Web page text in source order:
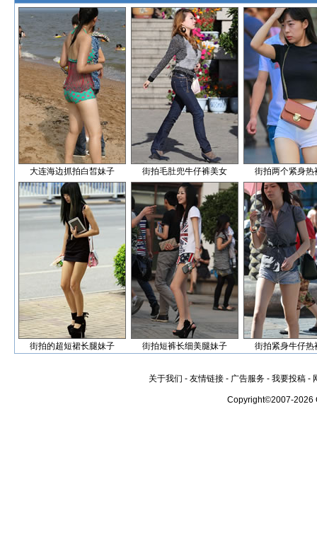
大连海边抓拍白皙妹子 街拍毛肚兜牛仔裤美女 街拍两个紧身热
街拍的超短裙长腿妹子 街拍短裤长细美腿妹子 街拍紧身牛仔热
关于我们 - 友情链接 - 广告服务 - 我要投稿 -
Copyright©2007-2026